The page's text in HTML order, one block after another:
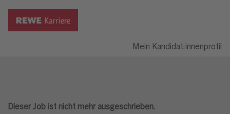
Mein Kandidat:innenprofil
Dieser Job ist nicht mehr ausgeschrieben.